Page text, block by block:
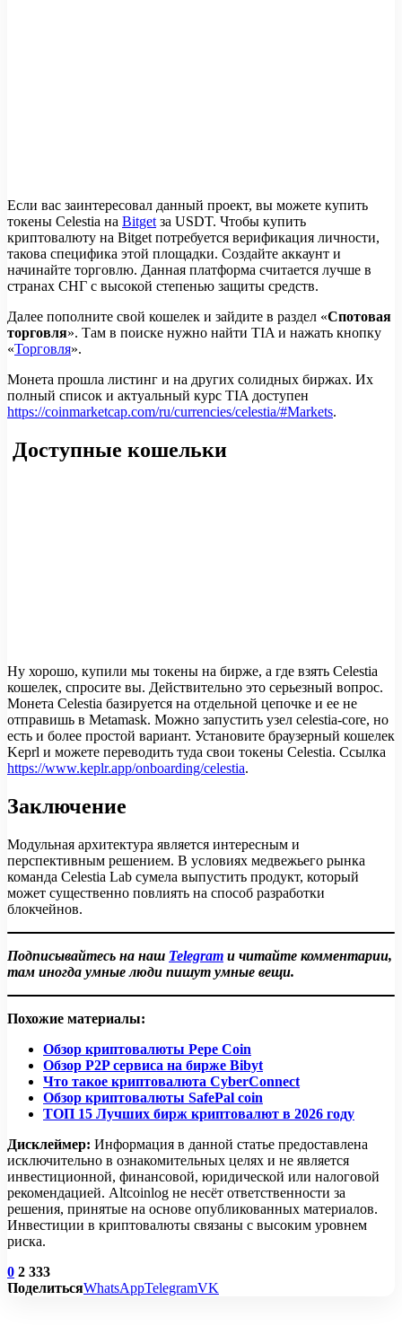
Если вас заинтересовал данный проект, вы можете купить
токены Celestia на Bitget за USDT. Чтобы купить
криптовалюту на Bitget потребуется верификация личности,
такова специфика этой площадки. Создайте аккаунт и
начинайте торговлю. Данная платформа считается лучше в
странах СНГ с высокой степенью защиты средств.
Далее пополните свой кошелек и зайдите в раздел «Спотовая
торговля». Там в поиске нужно найти TIA и нажать кнопку
«Торговля».
Монета прошла листинг и на других солидных биржах. Их
полный список и актуальный курс TIA доступен
https://coinmarketcap.com/ru/currencies/celestia/#Markets.
Доступные кошельки
Ну хорошо, купили мы токены на бирже, а где взять Celestia
кошелек, спросите вы. Действительно это серьезный вопрос.
Монета Celestia базируется на отдельной цепочке и ее не
отправишь в Metamask. Можно запустить узел celestia-core, но
есть и более простой вариант. Установите браузерный кошелек
Keprl и можете переводить туда свои токены Celestia. Ссылка
https://www.keplr.app/onboarding/celestia.
Заключение
Модульная архитектура является интересным и
перспективным решением. В условиях медвежьего рынка
команда Celestia Lab сумела выпустить продукт, который
может существенно повлиять на способ разработки
блокчейнов.
Подписывайтесь на наш Telegram и читайте комментарии,
там иногда умные люди пишут умные вещи.
Похожие материалы:
Обзор криптовалюты Pepe Coin
Обзор P2P сервиса на бирже Bibyt
Что такое криптовалюта CyberConnect
Обзор криптовалюты SafePal сoin
ТОП 15 Лучших бирж криптовалют в 2026 году
Дисклеймер: Информация в данной статье предоставлена
исключительно в ознакомительных целях и не является
инвестиционной, финансовой, юридической или налоговой
рекомендацией. Altcoinlog не несёт ответственности за
решения, принятые на основе опубликованных материалов.
Инвестиции в криптовалюты связаны с высоким уровнем
риска.
0 2 333
ПоделитьсяWhatsAppTelegramVK